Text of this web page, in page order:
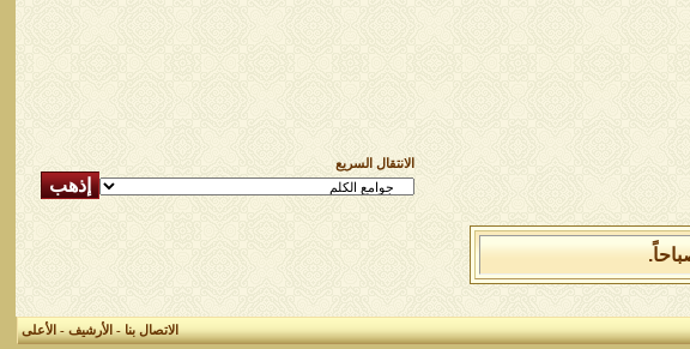
الانتقال السريع
الاتصال بنا-الأرشيف-الأعلى